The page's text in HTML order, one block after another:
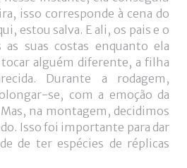
isso corresponde à cena do
estou salva. E ali, os pais e o
as suas costas enquanto ela
alguém diferente, a filha
Durante a rodagem,
se, com a emoção da
na montagem, decidimos
Isso foi importante para dar
de ter espécies de réplicas